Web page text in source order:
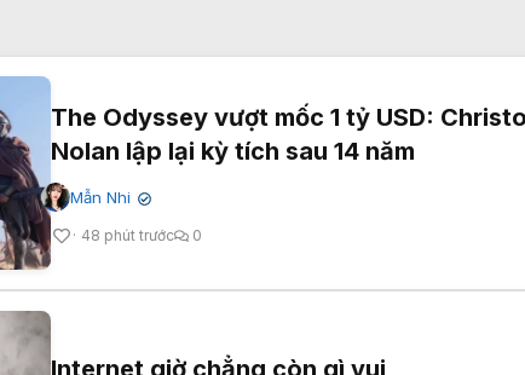
The Odyssey vượt mốc 1 tỷ USD:
Nolan lập lại kỳ tích sau 14 năm
Mẫn Nhi ✔
48 phút trước 0
Internet giờ chẳng còn gì vui